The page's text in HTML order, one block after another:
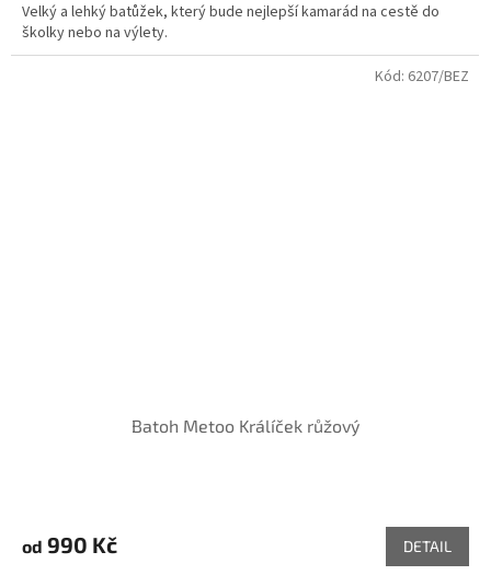
Velký a lehký batůžek, který bude nejlepší kamarád na cestě do
školky nebo na výlety.
Batoh Metoo Králíček růžový
od 990 Kč DETAIL
Kód: 6207/BEZ